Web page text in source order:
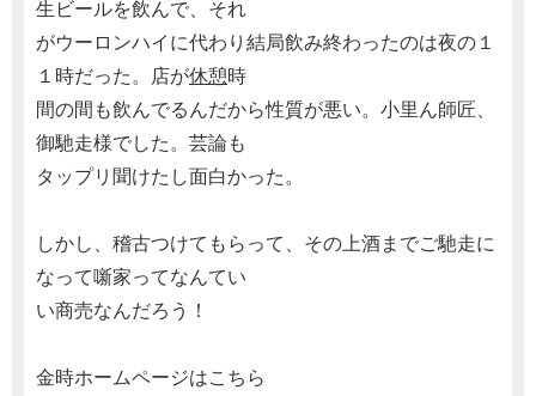
生ビールを飲んで、それ
がウーロンハイに代わり結局飲み終わったのは夜の１
１時だった。店が休憩時
間の間も飲んでるんだから性質が悪い。小里ん師匠、
御馳走様でした。芸論も
タップリ聞けたし面白かった。
しかし、稽古つけてもらって、その上酒までご馳走に
なって噺家ってなんてい
い商売なんだろう！
金時ホームページはこちら